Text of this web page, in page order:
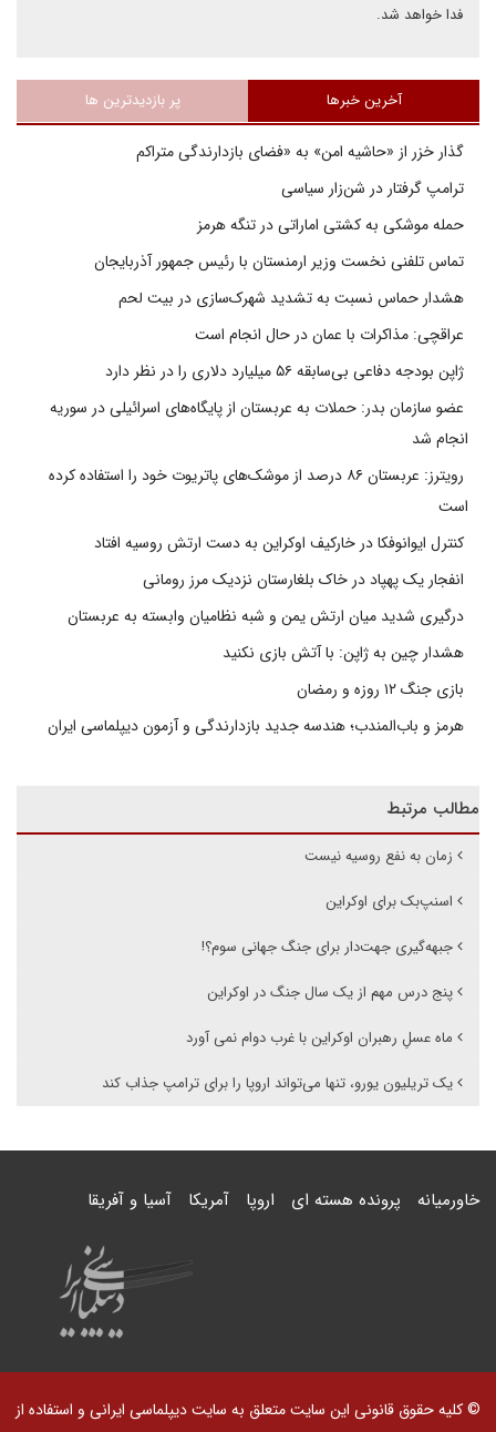
فدا خواهد شد.
آخرین خبرها پر بازدیدترین ها
گذار خزر از «حاشیه امن» به «فضای بازدارندگی متراکم
ترامپ گرفتار در شن‌زار سیاسی
حمله موشکی به کشتی اماراتی در تنگه هرمز
تماس تلفنی نخست وزیر ارمنستان با رئیس جمهور آذربایجان
هشدار حماس نسبت به تشدید شهرک‌سازی در بیت‌ لحم
عراقچی: مذاکرات با عمان در حال انجام است
ژاپن بودجه دفاعی بی‌سابقه ۵۶ میلیارد دلاری را در نظر دارد
عضو سازمان بدر: حملات به عربستان از پایگاه‌های اسرائیلی در سوریه
انجام شد
رویترز: عربستان ۸۶ درصد از موشک‌های پاتریوت خود را استفاده کرده
است
کنترل ایوانوفکا در خارکیف اوکراین به دست ارتش روسیه افتاد
انفجار یک پهپاد در خاک بلغارستان نزدیک مرز رومانی
درگیری شدید میان ارتش یمن و شبه نظامیان وابسته به عربستان
هشدار چین به ژاپن: با آتش بازی نکنید
بازی جنگ ۱۲ روزه و رمضان
هرمز و باب‌المندب؛ هندسه جدید بازدارندگی و آزمون دیپلماسی ایران
مطالب مرتبط
زمان به نفع روسیه نیست
اسنپ‌بک برای اوکراین
جبهه‌گیری جهت‌دار برای جنگ جهانی سوم؟!
پنج درس مهم از یک سال جنگ در اوکراین
ماه عسلِ رهبران اوکراین با غرب دوام نمی آورد
یک تریلیون یورو، تنها می‌تواند اروپا را برای ترامپ جذاب کند
خاورمیانه پرونده هسته ای اروپا آمریکا آسیا و آفریقا
© کلیه حقوق قانونی این سایت متعلق به سایت دیپلماسی ایرانی و استفاده از